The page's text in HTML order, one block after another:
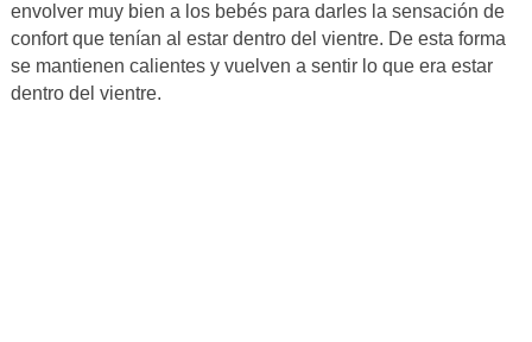
envolver muy bien a los bebés para darles la sensación de
confort que tenían al estar dentro del vientre. De esta forma
se mantienen calientes y vuelven a sentir lo que era estar
dentro del vientre.